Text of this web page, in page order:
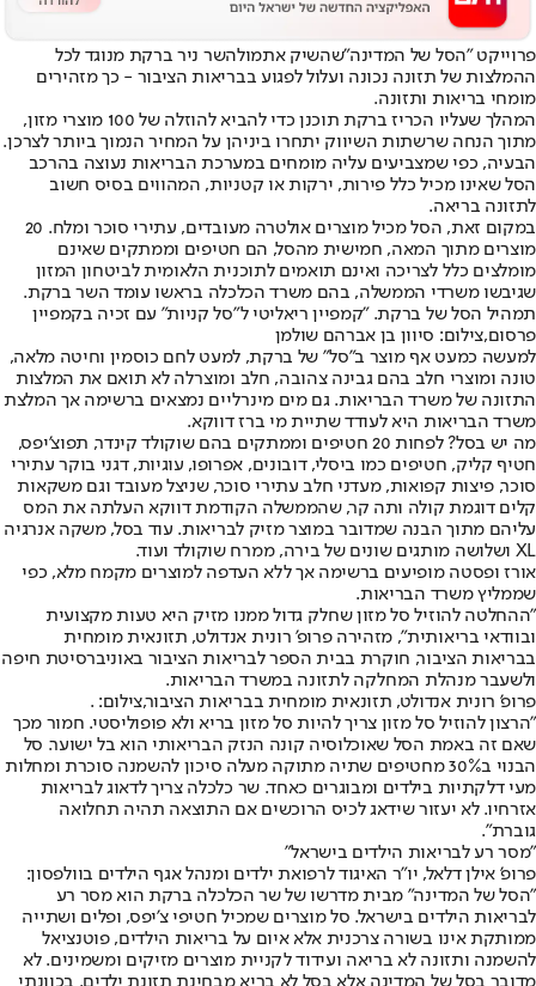
פרוייקט "הסל של המדינה"שהשיק אתמולהשר ניר ברקת מנוגד לכל
ההמלצות של תזונה נכונה ועלול לפגוע בבריאות הציבור - כך מזהירים
מומחי בריאות ותזונה.
המהלך שעליו הכריז ברקת תוכנן כדי להביא להוזלה של 100 מוצרי מזון,
מתוך הנחה שרשתות השיווק יתחרו ביניהן על המחיר הנמוך ביותר לצרכן.
הבעיה, כפי שמצביעים עליה מומחים במערכת הבריאות נעוצה בהרכב
הסל שאינו מכיל כלל פירות, ירקות או קטניות, המהווים בסיס חשוב
לתזונה בריאה.
במקום זאת, הסל מכיל מוצרים אולטרה מעובדים, עתירי סוכר ומלח. 20
מוצרים מתוך המאה, חמישית מהסל, הם חטיפים וממתקים שאינם
מומלצים כלל לצריכה ואינם תואמים לתוכנית הלאומית לביטחון המזון
שגיבשו משרדי הממשלה, בהם משרד הכלכלה בראשו עומד השר ברקת.
תמהיל הסל של ברקת. "קמפיין ריאליטי ל"סל קניות" עם זכיה בקמפיין
פרסום,צילום: סיוון בן אברהם שולמן
למעשה כמעט אף מוצר ב"סל" של ברקת, למעט לחם כוסמין וחיטה מלאה,
טונה ומוצרי חלב בהם גבינה צהובה, חלב ומוצרלה לא תואם את המלצות
התזונה של משרד הבריאות. גם מים מינרליים נמצאים ברשימה אך המלצת
משרד הבריאות היא לעודד שתיית מי ברז דווקא.
מה יש בסל? לפחות 20 חטיפים וממתקים בהם שוקולד קינדר, תפוצ'יפס,
חטיף קליק, חטיפים כמו ביסלי, דובונים, אפרופו, עוגיות, דגני בוקר עתירי
סוכר, פיצות קפואות, מעדני חלב עתירי סוכר, שניצל מעובד וגם משקאות
קלים דוגמת קולה ותה קר, שהממשלה הקודמת דווקא העלתה את המס
עליהם מתוך הבנה שמדובר במוצר מזיק לבריאות. עוד בסל, משקה אנרגיה
XL ושלושה מותגים שונים של בירה, ממרח שוקולד ועוד.
אורז ופסטה מופיעים ברשימה אך ללא העדפה למוצרים מקמח מלא, כפי
שממליץ משרד הבריאות.
"ההחלטה להוזיל סל מזון שחלק גדול ממנו מזיק היא טעות מקצועית
ובוודאי בריאותית", מזהירה פרופ' רונית אנדולט, תזונאית מומחית
בבריאות הציבור, חוקרת בבית הספר לבריאות הציבור באוניברסיטת חיפה
ולשעבר מנהלת המחלקה לתזונה במשרד הבריאות.
פרופ' רונית אנדולט, תזונאית מומחית בבריאות הציבור,צילום: .
"הרצון להוזיל סל מזון צריך להיות סל מזון בריא ולא פופוליסטי. חמור מכך
שאם זה באמת הסל שאוכלוסיה קונה הנזק הבריאותי הוא בל ישוער. סל
הבנוי ב30% מחטיפים שתיה מתוקה מעלה סיכון להשמנה סוכרת ומחלות
מעי דלקתיות בילדים ומבוגרים כאחד. שר כלכלה צריך לדאוג לבריאות
אזרחיו. לא יעזור שידאג לכיס הרוכשים אם התוצאה תהיה תחלואה
גוברת".
"מסר רע לבריאות הילדים בישראל"
פרופ' אילן דלאל, יו"ר האיגוד לרפואת ילדים ומנהל אגף הילדים בוולפסון:
"הסל של המדינה" מבית מדרשו של שר הכלכלה ברקת הוא מסר רע
לבריאות הילדים בישראל. סל מוצרים שמכיל חטיפי צ'יפס, ופלים ושתייה
ממותקת אינו בשורה צרכנית אלא איום על בריאות הילדים, פוטנציאל
להשמנה ותזונה לא בריאה ועידוד לקניית מוצרים מזיקים ומשמינים. לא